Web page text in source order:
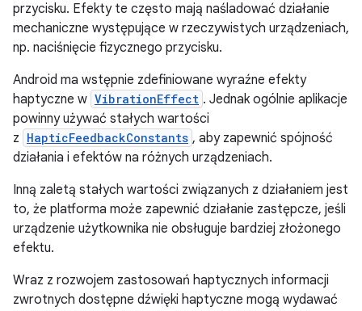
przycisku. Efekty te często mają naśladować działanie
mechaniczne występujące w rzeczywistych urządzeniach,
np. naciśnięcie fizycznego przycisku.
Android ma wstępnie zdefiniowane wyraźne efekty
haptyczne w VibrationEffect . Jednak ogólnie aplikacje
powinny używać stałych wartości
z HapticFeedbackConstants , aby zapewnić spójność
działania i efektów na różnych urządzeniach.
Inną zaletą stałych wartości związanych z działaniem jest
to, że platforma może zapewnić działanie zastępcze, jeśli
urządzenie użytkownika nie obsługuje bardziej złożonego
efektu.
Wraz z rozwojem zastosowań haptycznych informacji
zwrotnych dostępne dźwięki haptyczne mogą wydawać